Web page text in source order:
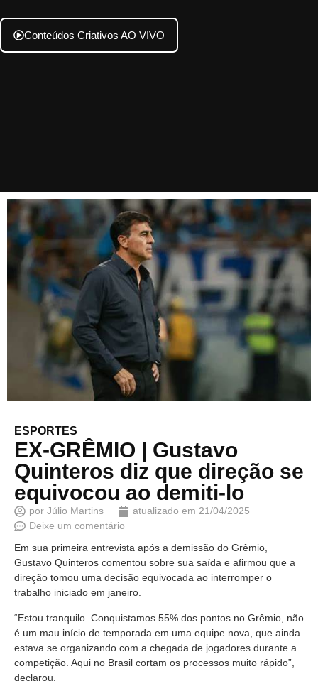
Conteúdos Criativos AO VIVO
ESPORTES
EX-GRÊMIO | Gustavo
Quinteros diz que direção se
equivocou ao demiti-lo
por Júlio Martins atualizado em 21/04/2025
Deixe um comentário
Em sua primeira entrevista após a demissão do Grêmio,
Gustavo Quinteros comentou sobre sua saída e afirmou que a
direção tomou uma decisão equivocada ao interromper o
trabalho iniciado em janeiro.
“Estou tranquilo. Conquistamos 55% dos pontos no Grêmio, não
é um mau início de temporada em uma equipe nova, que ainda
estava se organizando com a chegada de jogadores durante a
competição. Aqui no Brasil cortam os processos muito rápido”,
declarou.